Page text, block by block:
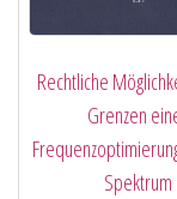
Rechtliche
Grenzen
Spektrum